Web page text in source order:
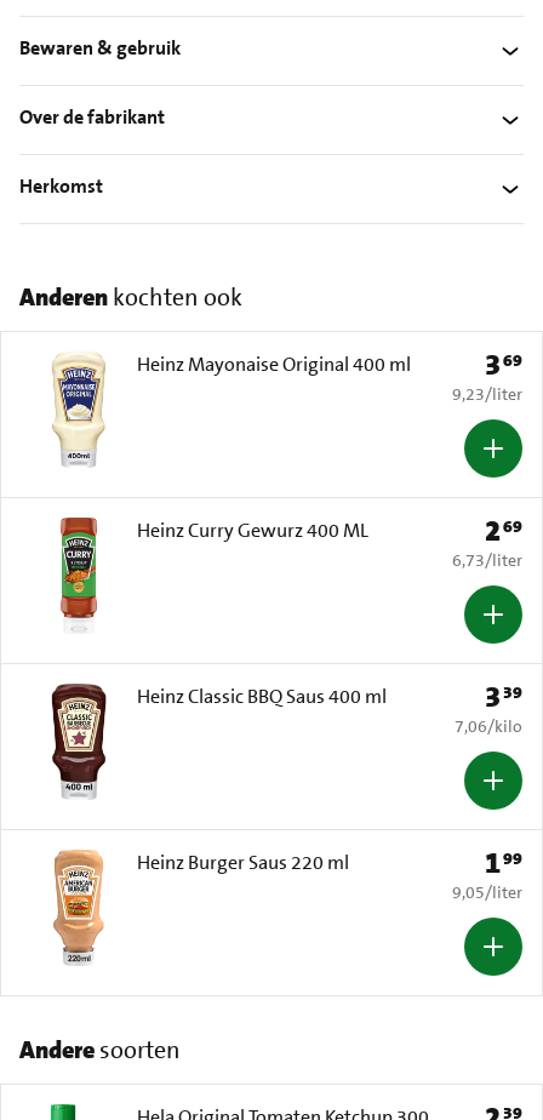
Bewaren & gebruik
Over de fabrikant
Herkomst
Anderenkochten ook
Heinz Mayonaise Original 400 ml Prijs:
369
€ 9,23 per
9,23/liter
Heinz Curry Gewurz 400 ML Prijs:
269
€ 6,73 per
6,73/liter
Heinz Classic BBQ Saus 400 ml Prijs:
339
€ 7,06 per
7,06/kilo
Heinz Burger Saus 220 ml Prijs:
199
€ 9,05 per
9,05/liter
Anderesoorten
39